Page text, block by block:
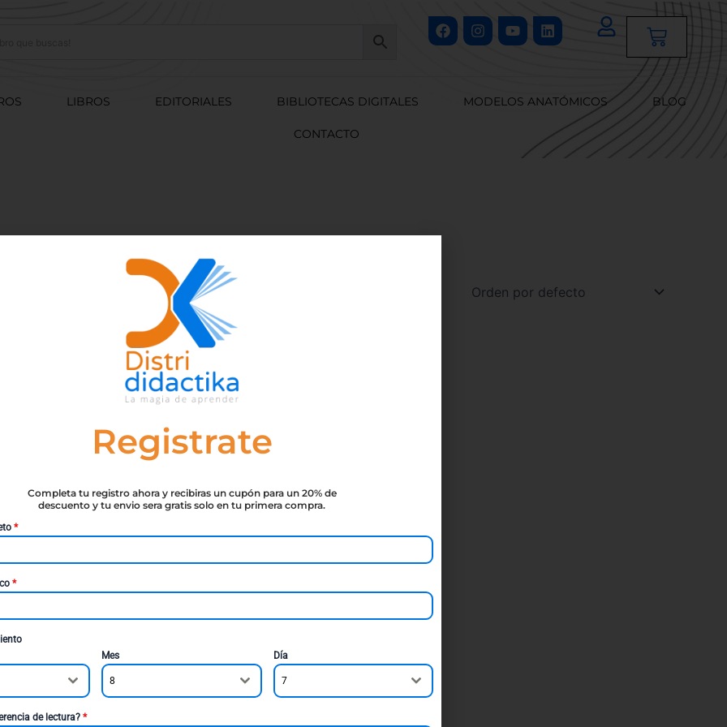
FacebookInstagram
YoutubeLinkedin
Cart
LIBROS EDITORIALES BIBLIOTECAS DIGITALES MODELOS ANATÓMICOS BLOG
CONTACTO
Registrate
Completa tu registro ahora y recibiras un cupón para un 20% de
descuento y tu envio sera gratis solo en tu primera compra.
*
*
Mes
8
Día
7
de lectura? *